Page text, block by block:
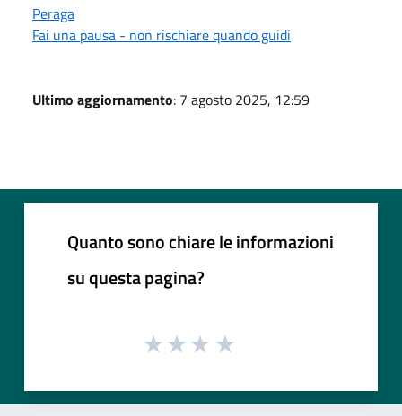
Peraga
Fai una pausa - non rischiare quando guidi
Ultimo aggiornamento: 7 agosto 2025, 12:59
Quanto sono chiare le informazioni
su questa pagina?